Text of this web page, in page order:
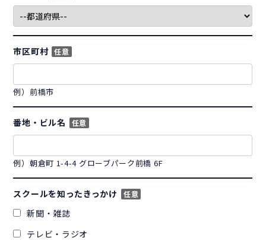
市区町村 任意
例）前橋市
番地・ビル名 任意
例）朝倉町 1-4-4 グローブパーク前橋 6F
スクールを知ったきっかけ 任意
新聞・雑誌
テレビ・ラジオ